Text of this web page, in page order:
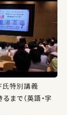
氏特別講義
まで（英語・字